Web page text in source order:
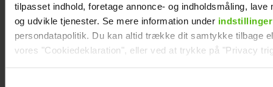
tilpasset indhold, foretage annonce- og indholdsmåling, lave
og udvikle tjenester. Se mere information under indstillinger
persondatapolitik. Du kan altid trække dit samtykke tilbage
vores "Cookiedeklaration", eller ved at trykke på "Privacy
Janni Ree afsted for første gang: Jeg er
nervøs!